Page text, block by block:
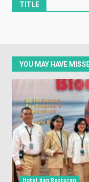
TITLE
YOU MAY HAVE
Hotel dan Restoran